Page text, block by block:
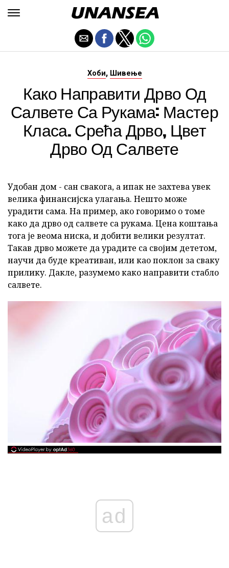
Хоби, Шивење
Како Направити Дрво Од
Салвете Са Рукама: Мастер
Класа. Срећа Дрво, Цвет
Дрво Од Салвете
Удобан дом - сан свакога, а ипак не захтева увек
велика финансијска улагања. Нешто може
урадити сама. На пример, ако говоримо о томе
како да дрво од салвете са рукама. Цена коштања
тога је веома ниска, и добити велики резултат.
Такав дрво можете да урадите са својим дететом,
научи да буде креативан, или као поклон за сваку
прилику. Дакле, разумемо како направити стабло
салвете.
ad